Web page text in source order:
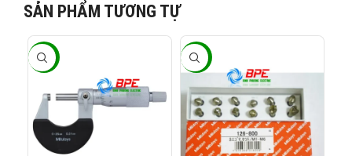
SẢN PHẨM TƯƠNG TỰ
-20% -20%
KINH DOANH 1: 082 234 2688
KINH DOANH 2: 0965 101 613